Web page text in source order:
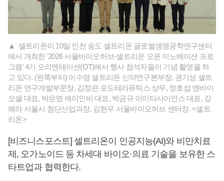
▲ 셀트리온이 10일 인천 송도 셀트리온 글로벌생명공학연구센터
에서 개최한 '2026 서울바이오허브-셀트리온 오픈 이노베이션 프로
그램' 4기 오리엔테이션(OT)에서 행사 참석자들이 기념 촬영을 하
고 있다. (왼쪽부터) 이수영 셀트리온 신약연구본부장, 권기성 셀트
리온 연구개발부문장, 김정은 포도테라퓨틱스 상무, 정호섭 엔바이
오셀 대표, 박은영 에이인비 대표, 박금규 이미타사이언스 대표, 강
해라 서울시 첨단산업과장, 김현우 서울바이오허브 센터장. <셀트
리온>
[비즈니스포스트] 셀트리온이 인공지능(AI)와 비만치료
제, 오가노이드 등 차세대 바이오·의료 기술을 보유한 스
타트업과 협력한다.